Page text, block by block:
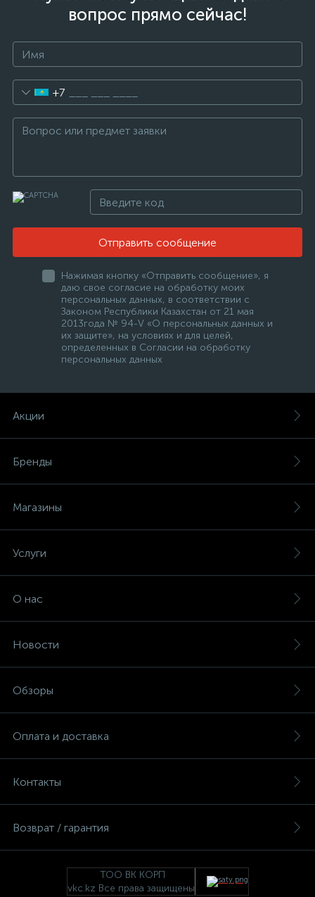
вопрос прямо сейчас!
+7
Отправить сообщение
Нажимая кнопку «Отправить сообщение», я
даю свое согласие на обработку моих
персональных данных, в соответствии с
Законом Республики Казахстан от 21 мая
2013года № 94-V «О персональных данных и
их защите», на условиях и для целей,
определенных в Согласии на обработку
персональных данных
Акции
Бренды
Магазины
Услуги
О нас
Новости
Обзоры
Оплата и доставка
Контакты
Возврат / гарантия
ТОО ВК КОРП
vkc.kz Все права защищены